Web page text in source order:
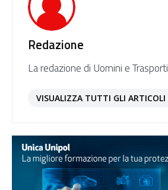
Redazione
La redazione di Uomini e Trasporti
VISUALIZZA TUTTI GLI ARTICOLI